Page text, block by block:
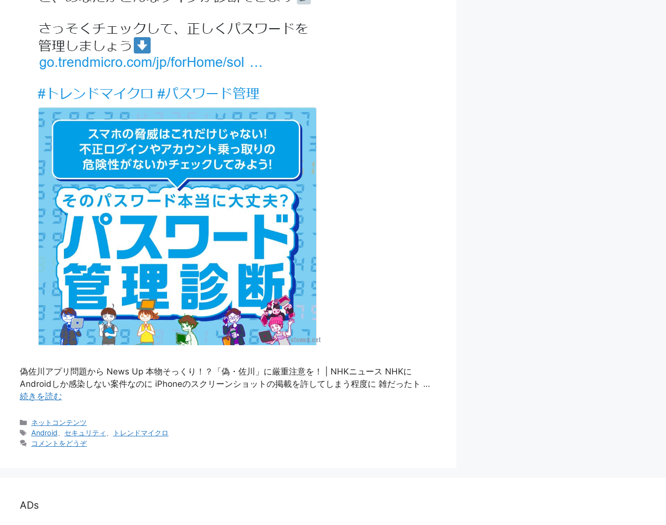
偽佐川アプリ問題から News Up 本物そっくり！？「偽・佐川」に厳重注意を！ | NHKニュース NHKに
Androidしか感染しない案件なのに iPhoneのスクリーンショットの掲載を許してしまう程度に 雑だったト …
続きを読む
カ
テ
ゴ
ネットコンテンツ
タ
グ
Android セキュリティ
トレンドマイクロ
コメントをどうぞ
ADs